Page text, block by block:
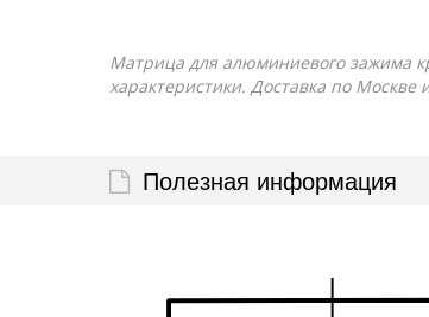
Матрица для алюминиевого зажима
характеристики. Доставка по Москве
Полезная информация